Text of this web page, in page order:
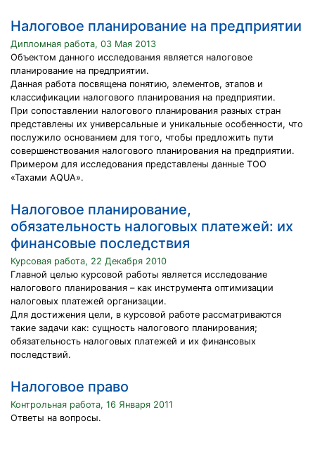
Налоговое планирование на предприятии
Дипломная работа, 03 Мая 2013
Объектом данного исследования является налоговое
планирование на предприятии.
Данная работа посвящена понятию, элементов, этапов и
классификации налогового планирования на предприятии.
При сопоставлении налогового планирования разных стран
представлены их универсальные и уникальные особенности, что
послужило основанием для того, чтобы предложить пути
совершенствования налогового планирования на предприятии.
Примером для исследования представлены данные ТОО
«Тахами AQUA».
Налоговое планирование,
обязательность налоговых платежей: их
финансовые последствия
Курсовая работа, 22 Декабря 2010
Главной целью курсовой работы является исследование
налогового планирования – как инструмента оптимизации
налоговых платежей организации.
Для достижения цели, в курсовой работе рассматриваются
такие задачи как: сущность налогового планирования;
обязательность налоговых платежей и их финансовых
последствий.
Налоговое право
Контрольная работа, 16 Января 2011
Ответы на вопросы.